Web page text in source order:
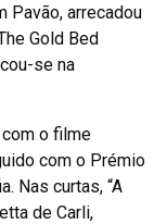
Pavão, arrecadou
Gold Bed
se na
o filme
com o Prémio
Nas curtas, “A
de Carli,